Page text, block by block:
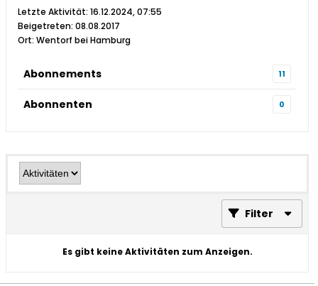
Letzte Aktivität: 16.12.2024, 07:55
Beigetreten: 08.08.2017
Ort: Wentorf bei Hamburg
Abonnements 11
Abonnenten 0
Filter
Es gibt keine Aktivitäten zum Anzeigen.